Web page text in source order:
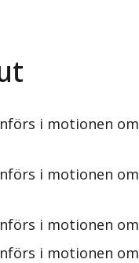
i motionen
i motionen
i motionen
i motionen